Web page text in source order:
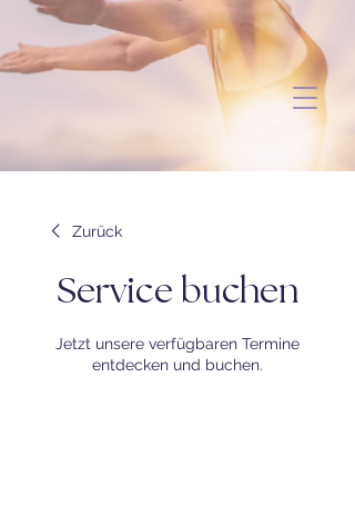
Zurück
Service buchen
Jetzt unsere verfügbaren Termine
entdecken und buchen.